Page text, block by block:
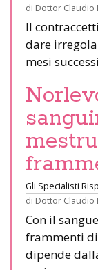
di Dottor Claudio
Il
dare
mesi
Gli Specialisti
di Dottor Claudio
Con il
frammenti
dipende